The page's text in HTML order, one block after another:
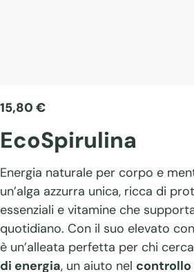
15,80 €
EcoSpirulina
Energia naturale per corpo e
un’alga azzurra unica, ricca di
essenziali e vitamine che
quotidiano. Con il suo elevato
è un’alleata perfetta per chi
di energia, un aiuto nel controllo